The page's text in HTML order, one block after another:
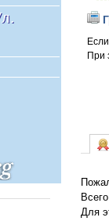
При
Для